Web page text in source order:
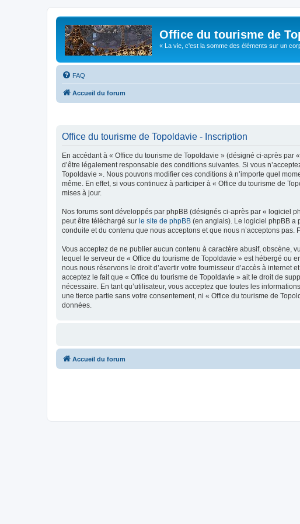
Office du tourisme de
« La vie, c'est la somme des éléments sur un
FAQ
Accueil du forum
Office du tourisme de Topoldavie - Inscription
En accédant à « Office du tourisme de Topoldavie » (désigné ci-après
d’être légalement responsable des conditions suivantes. Si vous
Topoldavie ». Nous pouvons modifier ces conditions à n’importe quel
même. En effet, si vous continuez à participer à « Office du tourisme de
mises à jour.
Nos forums sont développés par phpBB (désignés ci-après par « logiciel
peut être téléchargé sur le site de phpBB (en anglais). Le logiciel phpBB a
conduite et du contenu que nous acceptons et que nous n’acceptons
Vous acceptez de ne publier aucun contenu à caractère abusif, obscène,
lequel le serveur de « Office du tourisme de Topoldavie » est hébergé ou
nous nous réservons le droit d’avertir votre fournisseur d’accès à internet
acceptez le fait que « Office du tourisme de Topoldavie » ait le droit de
nécessaire. En tant qu’utilisateur, vous acceptez que toutes les
une tierce partie sans votre consentement, ni « Office du tourisme de
données.
Accueil du forum